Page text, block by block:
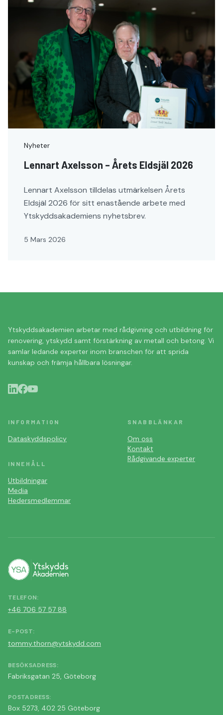
Nyheter
Lennart Axelsson – Årets Eldsjäl 2026
Lennart Axelsson tilldelas utmärkelsen Årets
Eldsjäl 2026 för sitt enastående arbete med
Ytskyddsakademiens nyhetsbrev.
5 Mars 2026
Ytskyddsakademien arbetar med rådgivning och utbildning för
renovering, ytskydd samt förstärkning av metall och betong. Vi
samlar ledande experter inom branschen för att sprida
kunskap och främja hållbara lösningar.
INFORMATION
Dataskyddspolicy
INNEHÅLL
Utbildningar
Media
Hedersmedlemmar
SNABBLÄNKAR
Om oss
Kontakt
Rådgivande experter
TELEFON:
+46 706 57 57 88
E-POST:
tommy.thorn@ytskydd.com
BESÖKSADRESS:
Fabriksgatan 25, Göteborg
POSTADRESS:
Box 5273, 402 25 Göteborg